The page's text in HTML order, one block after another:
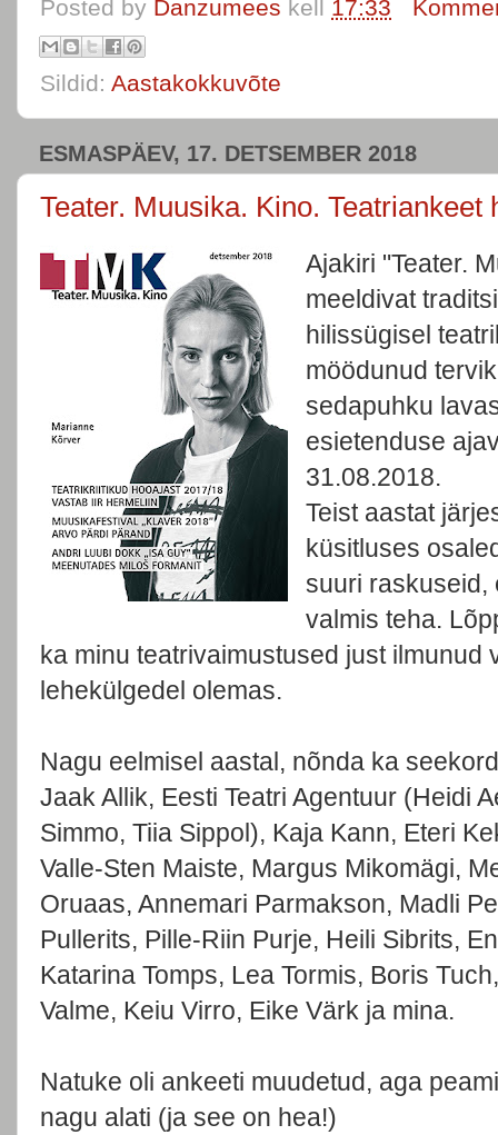
Posted by Danzumees kell 17:33
Sildid: Aastakokkuvõte
ESMASPÄEV, 17. DETSEMBER 2018
Teater. Muusika. Kino. Teatriankeet
Ajakiri "Teater.
meeldivat
hilissügisel
möödunud
sedapuhku
esietenduse
31.08.2018.
Teist aastat
küsitluses
suuri raskuseid,
valmis teha.
ka minu teatrivaimustused just ilmunud
lehekülgedel olemas.
Nagu eelmisel aastal, nõnda ka
Jaak Allik, Eesti Teatri Agentuur (Heidi
Simmo, Tiia Sippol), Kaja Kann, Eteri
Valle-Sten Maiste, Margus Mikomägi,
Oruaas, Annemari Parmakson, Madli
Pullerits, Pille-Riin Purje, Heili Sibrits,
Katarina Tomps, Lea Tormis, Boris
Valme, Keiu Virro, Eike Värk ja mina.
Natuke oli ankeeti muudetud, aga
nagu alati (ja see on hea!)